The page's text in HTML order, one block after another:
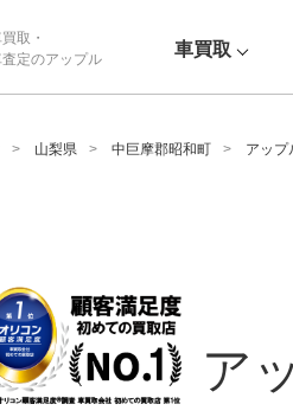
取・
定のアップル
車買取
山梨県 中巨摩郡昭和町 アップ
ア